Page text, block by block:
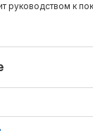
руководством к